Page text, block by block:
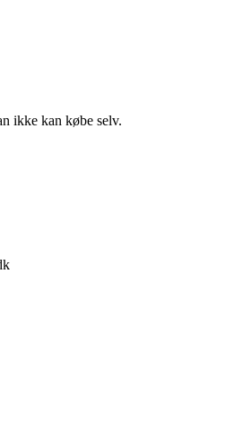
ikke kan købe selv.